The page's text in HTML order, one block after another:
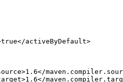
activeByDefault>